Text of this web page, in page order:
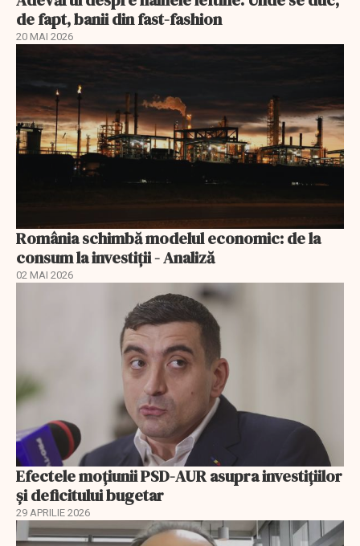
de fapt, banii din fast-fashion
20 MAI 2026
România schimbă modelul economic: de la
consum la investiții - Analiză
02 MAI 2026
Efectele moțiunii PSD-AUR asupra investițiilor
și deficitului bugetar
29 APRILIE 2026